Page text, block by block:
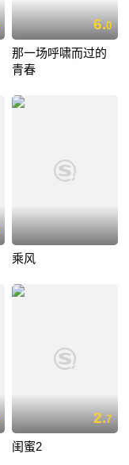
6.0
那一场呼啸而过的
青春
乘风
2.7
闺蜜2